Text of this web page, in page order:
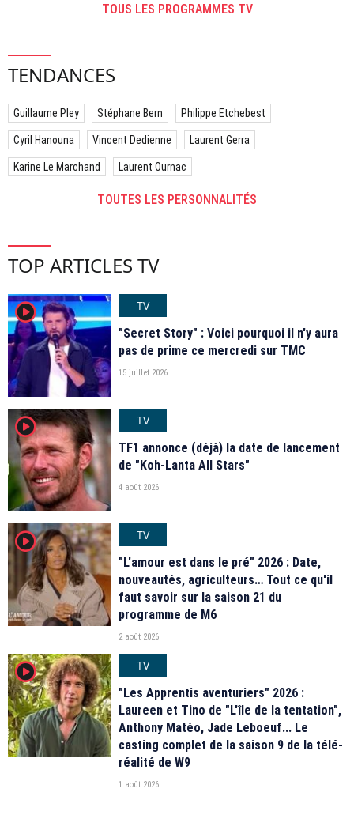
TOUS LES PROGRAMMES TV
TENDANCES
Guillaume Pley Stéphane Bern Philippe Etchebest
Cyril Hanouna Vincent Dedienne Laurent Gerra
Karine Le Marchand Laurent Ournac
TOUTES LES PERSONNALITÉS
TOP ARTICLES TV
player2
TV
"Secret Story" : Voici pourquoi il n'y aura
pas de prime ce mercredi sur TMC
15 juillet 2026
player2
TV
TF1 annonce (déjà) la date de lancement
de "Koh-Lanta All Stars"
4 août 2026
player2
TV
"L'amour est dans le pré" 2026 : Date,
nouveautés, agriculteurs… Tout ce qu'il
faut savoir sur la saison 21 du
programme de M6
2 août 2026
player2
TV
"Les Apprentis aventuriers" 2026 :
Laureen et Tino de "L'île de la tentation",
Anthony Matéo, Jade Leboeuf... Le
casting complet de la saison 9 de la télé-
réalité de W9
1 août 2026